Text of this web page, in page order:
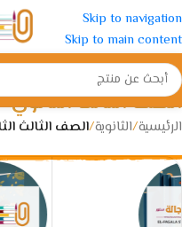
Skip to navigation
Skip to main content
الصف الثالث الثانوي
الرئيسية/الثانوية/الصف الثالث